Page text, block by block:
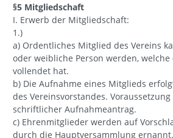
§5 Mitgliedschaft
I. Erwerb der Mitgliedschaft:
1.)
a) Ordentliches Mitglied des Vereins
oder weibliche Person werden, welche
vollendet hat.
b) Die Aufnahme eines Mitglieds
des Vereinsvorstandes.
schriftlicher Aufnahmeantrag.
c) Ehrenmitglieder werden auf
durch die Hauptversammlung ernannt.